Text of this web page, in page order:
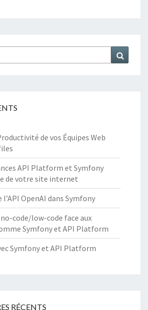
N
S
S
V
C
L
A
S
R
A
T
É
A
P
de vos Équipes Web
API Platform et Symfony
de votre site internet
OpenAI dans Symfony
code/low-code face aux
Symfony et API Platform
Symfony et API Platform
RÉCENTS